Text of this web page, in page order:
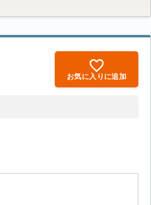
お気に入りに追加